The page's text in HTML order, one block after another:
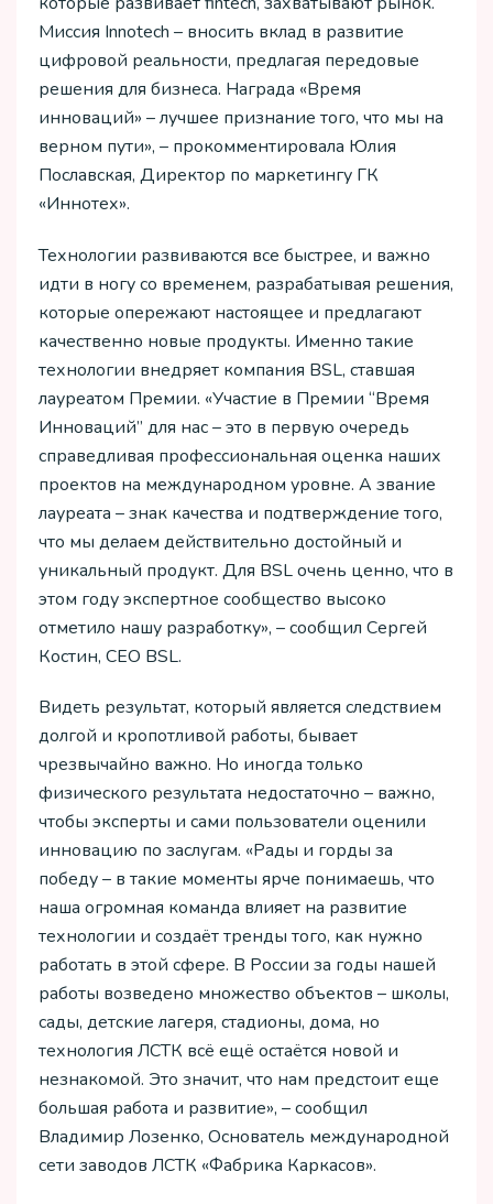
Миссия Innotech – вносить вклад в развитие
цифровой реальности, предлагая передовые
решения для бизнеса. Награда «Время
инноваций» – лучшее признание того, что мы на
верном пути», – прокомментировала Юлия
Пославская, Директор по маркетингу ГК
«Иннотех».
Технологии развиваются все быстрее, и важно
идти в ногу со временем, разрабатывая решения,
которые опережают настоящее и предлагают
качественно новые продукты. Именно такие
технологии внедряет компания BSL, ставшая
лауреатом Премии. «Участие в Премии “Время
Инноваций” для нас – это в первую очередь
справедливая профессиональная оценка наших
проектов на международном уровне. А звание
лауреата – знак качества и подтверждение того,
что мы делаем действительно достойный и
уникальный продукт. Для BSL очень ценно, что в
этом году экспертное сообщество высоко
отметило нашу разработку», – сообщил Сергей
Костин, CEO BSL.
Видеть результат, который является следствием
долгой и кропотливой работы, бывает
чрезвычайно важно. Но иногда только
физического результата недостаточно – важно,
чтобы эксперты и сами пользователи оценили
инновацию по заслугам. «Рады и горды за
победу – в такие моменты ярче понимаешь, что
наша огромная команда влияет на развитие
технологии и создаёт тренды того, как нужно
работать в этой сфере. В России за годы нашей
работы возведено множество объектов – школы,
сады, детские лагеря, стадионы, дома, но
технология ЛСТК всё ещё остаётся новой и
незнакомой. Это значит, что нам предстоит еще
большая работа и развитие», – сообщил
Владимир Лозенко, Основатель международной
сети заводов ЛСТК «Фабрика Каркасов».